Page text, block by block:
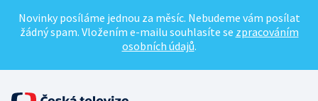
Novinky posíláme jednou za měsíc. Nebudeme vám posílat
žádný spam. Vložením e-mailu souhlasíte se zpracováním
osobních údajů.